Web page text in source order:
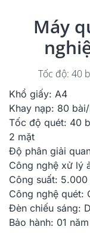
Máy
Tốc độ: 40
Khổ giấy: A4
Khay nạp: 80
Tốc độ quét: 40
2 mặt
Độ phân giải
Công nghệ xử lý
Công suất:
Công nghệ quét:
Đèn chiếu sáng:
Bảo hành: 01 năm